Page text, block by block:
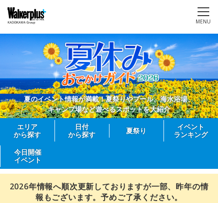
MENU
夏のイベント情報が満載！夏祭りやプール、海水浴場、
キャンプ場など遊べるスポットを大紹介
エリア
から探す
日付
から探す
夏祭り
イベント
ランキング
今日開催
イベント
2026年情報へ順次更新しておりますが一部、昨年の情
報もございます。予めご了承ください。